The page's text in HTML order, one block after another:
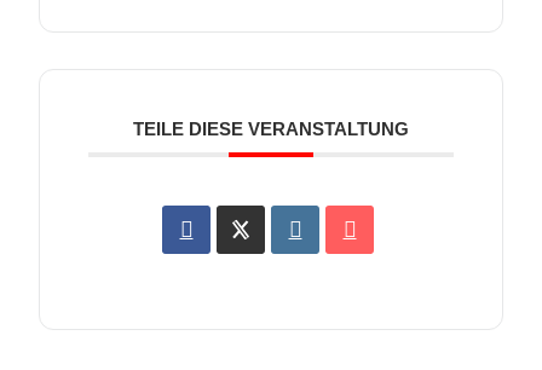
TEILE DIESE VERANSTALTUNG